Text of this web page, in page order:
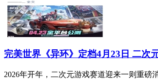
完美世界《异环》定档4月23日 二次
2026年开年，二次元游戏赛道迎来一则重磅